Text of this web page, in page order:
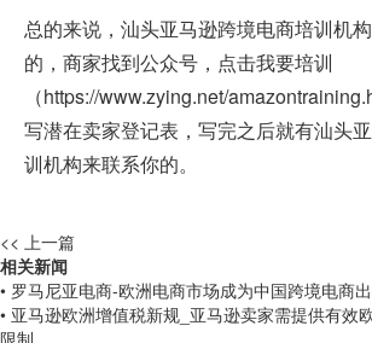
总的来说，汕头亚马逊跨境电商培训机
的，商家找到公众号，点击我要培训
（https://www.zying.net/
写潜在卖家登记表，写完之后就有汕头
训机构来联系你的。
<< 上一篇
相关新闻
• 罗马尼亚电商-欧洲电商市场成为中国跨境电商
• 亚马逊欧洲增值税新规_亚马逊卖家需提供有效